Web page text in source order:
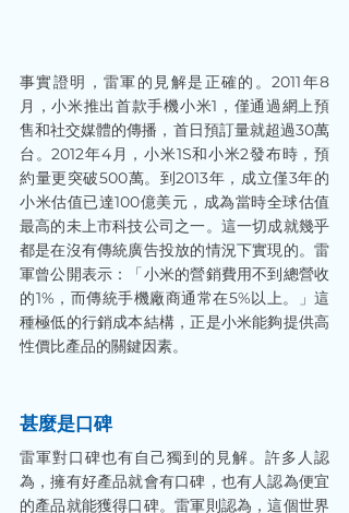
事實證明，雷軍的見解是正確的。2011年8
月，小米推出首款手機小米1，僅通過網上預
售和社交媒體的傳播，首日預訂量就超過30萬
台。2012年4月，小米1S和小米2發布時，預
約量更突破500萬。到2013年，成立僅3年的
小米估值已達100億美元，成為當時全球估值
最高的未上市科技公司之一。這一切成就幾乎
都是在沒有傳統廣告投放的情況下實現的。雷
軍曾公開表示：「小米的營銷費用不到總營收
的1%，而傳統手機廠商通常在5%以上。」這
種極低的行銷成本結構，正是小米能夠提供高
性價比產品的關鍵因素。
甚麼是口碑
雷軍對口碑也有自己獨到的見解。許多人認
為，擁有好產品就會有口碑，也有人認為便宜
的產品就能獲得口碑。雷軍則認為，這個世界